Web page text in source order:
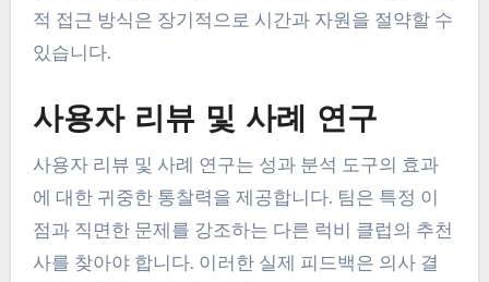
적 접근 방식은 장기적으로 시간과 자원을 절약할 수
있습니다.
사용자 리뷰 및 사례 연구
사용자 리뷰 및 사례 연구는 성과 분석 도구의 효과
에 대한 귀중한 통찰력을 제공합니다. 팀은 특정 이
점과 직면한 문제를 강조하는 다른 럭비 클럽의 추천
사를 찾아야 합니다. 이러한 실제 피드백은 의사 결